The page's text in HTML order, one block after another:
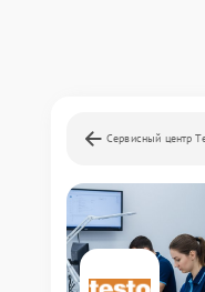
Сервисный центр